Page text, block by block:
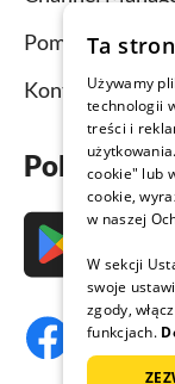
Pomoc dla
Kontakt
Pobierz
Ta
Używamy
technologii
treści i
cookie" lub
cookie,
w naszej
W sekcji
swoje
zgody,
funkcjach.